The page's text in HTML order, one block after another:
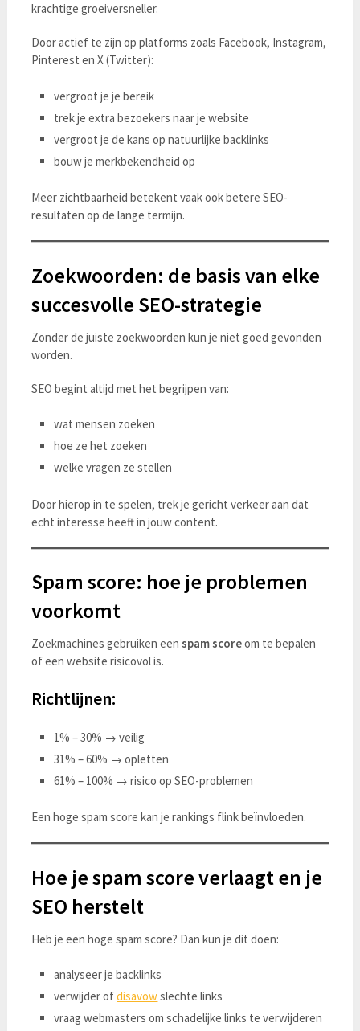
krachtige groeiversneller.
Door actief te zijn op platforms zoals Facebook, Instagram,
Pinterest en X (Twitter):
vergroot je je bereik
trek je extra bezoekers naar je website
vergroot je de kans op natuurlijke backlinks
bouw je merkbekendheid op
Meer zichtbaarheid betekent vaak ook betere SEO-
resultaten op de lange termijn.
Zoekwoorden: de basis van elke
succesvolle SEO-strategie
Zonder de juiste zoekwoorden kun je niet goed gevonden
worden.
SEO begint altijd met het begrijpen van:
wat mensen zoeken
hoe ze het zoeken
welke vragen ze stellen
Door hierop in te spelen, trek je gericht verkeer aan dat
echt interesse heeft in jouw content.
Spam score: hoe je problemen
voorkomt
Zoekmachines gebruiken een spam scoreom te bepalen
of een website risicovol is.
Richtlijnen:
1% – 30% → veilig
31% – 60% → opletten
61% – 100% → risico op SEO-problemen
Een hoge spam score kan je rankings flink beïnvloeden.
Hoe je spam score verlaagt en je
SEO herstelt
Heb je een hoge spam score? Dan kun je dit doen:
analyseer je backlinks
verwijder ofdisavowslechte links
vraag webmasters om schadelijke links te verwijderen